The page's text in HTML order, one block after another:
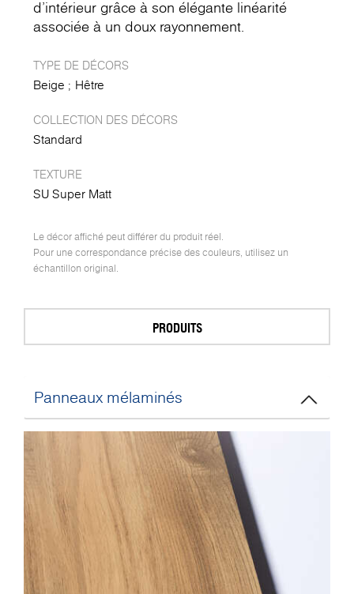
d'intérieur grâce à son élégante linéarité
associée à un doux rayonnement.
TYPE DE DÉCORS
Beige Hêtre
COLLECTION DES DÉCORS
Standard
TEXTURE
SU Super Matt
Le décor affiché peut différer du produit réel.
Pour une correspondance précise des couleurs, utilisez un
échantillon original.
PRODUITS
Panneaux mélaminés